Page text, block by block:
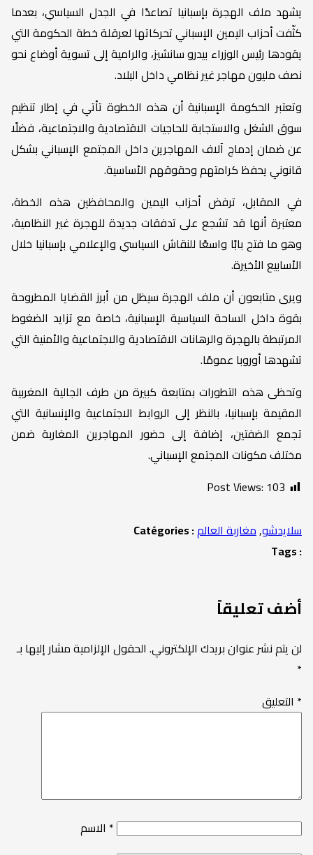
يشهد ملف الهجرة بإسبانيا تصاعدًا في الجدل السياسي، بعدما
كثّفت أحزاب اليمين الإسباني تحركاتها لعرقلة خطة الحكومة التي
يقودها رئيس الوزراء بيدرو سانشيز، والرامية إلى تسوية أوضاع نحو
نصف مليون مهاجر غير نظامي داخل البلاد.
وتعتبر الحكومة الإسبانية أن هذه الخطوة تأتي في إطار تنظيم
سوق الشغل والاستجابة للحاجيات الاقتصادية والاجتماعية، فضلًا
عن ضمان إدماج آلاف المهاجرين داخل المجتمع الإسباني بشكل
قانوني يحفظ كرامتهم وحقوقهم الأساسية.
في المقابل، ترفض أحزاب اليمين والمحافظين هذه الخطة،
معتبرة أنها قد تشجع على تدفقات جديدة للهجرة غير النظامية،
وهو ما فتح بابًا واسعًا للنقاش السياسي والإعلامي بإسبانيا خلال
الأسابيع الأخيرة.
ويرى متابعون أن ملف الهجرة سيظل من أبرز القضايا المطروحة
بقوة داخل الساحة السياسية الإسبانية، خاصة مع تزايد الضغوط
المرتبطة بالهجرة والرهانات الاقتصادية والاجتماعية والأمنية التي
تشهدها أوروبا عمومًا.
وتحظى هذه التطورات بمتابعة كبيرة من طرف الجالية المغربية
المقيمة بإسبانيا، بالنظر إلى الروابط الاجتماعية والإنسانية التي
تجمع الضفتين، إضافة إلى حضور المهاجرين المغاربة ضمن
مختلف مكونات المجتمع الإسباني.
Post Views: 103
Catégories : سلايدشو,مغاربة العالم
Tags :
أضف تعليقاً
لن يتم نشر عنوان بريدك الإلكتروني. الحقول الإلزامية مشار إليها بـ
*
*
*